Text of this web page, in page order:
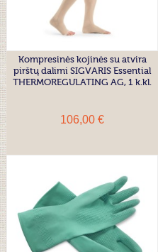
Kompresinės kojinės su atvira
pirštų dalimi SIGVARIS Essential
THERMOREGULATING AG, 1 k.kl.
106,00 €